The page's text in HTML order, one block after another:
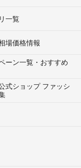
一覧
場価格情報
ーン一覧・おすすめ
式ショップ ファッシ